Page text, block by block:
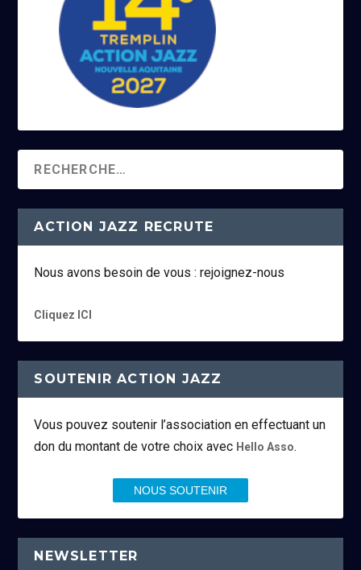
ACTION JAZZ RECRUTE
Nous avons besoin de vous : rejoignez-nous
Cliquez ICI
SOUTENIR ACTION JAZZ
Vous pouvez soutenir l’association en effectuant un
don du montant de votre choix avec Hello Asso.
NOUS SOUTENIR
NEWSLETTER